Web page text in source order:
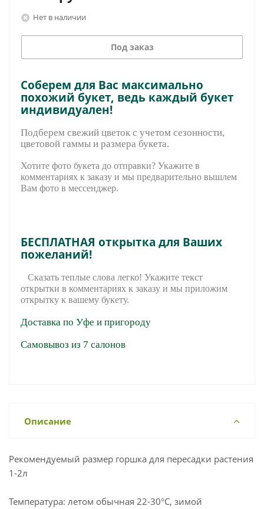
Нет в наличии
Под заказ
Соберем для Вас максимально
похожий букет, ведь каждый букет
индивидуален!
Подберем свежий цветок с учетом сезонности,
цветовой гаммы и размера букета.
Хотите фото букета до отправки? Укажите в
комментариях к заказу и мы предварительно вышлем
Вам фото в мессенджер.
БЕСПЛАТНАЯ открытка для Ваших
пожеланий!
Сказать теплые слова легко! Укажите текст
открытки в комментариях к заказу и мы приложим
открытку к вашему букету.
Доставка по Уфе и пригороду
Самовывоз из 7 салонов
Описание
Рекомендуемый размер горшка для пересадки растения
1-2л
Температура: летом обычная 22-30°С, зимой